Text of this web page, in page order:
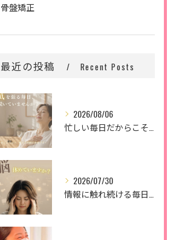
骨盤矯正
最近の投稿 Recent Posts
2026/08/06
忙しい毎日だからこそ、
2026/07/30
情報に触れ続ける毎日。